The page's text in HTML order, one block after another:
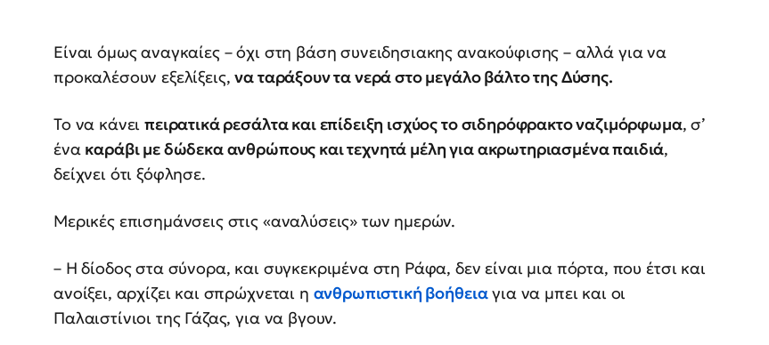
Είναι όμως αναγκαίες – όχι στη βάση συνειδησιακης ανακούφισης – αλλά για να
προκαλέσουν εξελίξεις,να ταράξουν τα νερά στο μεγάλο βάλτο της Δύσης.
Το να κάνειπειρατικά ρεσάλτα και επίδειξη ισχύος το σιδηρόφρακτο ναζιμόρφωμα, σ’
ένα καράβι με δώδεκα ανθρώπους και τεχνητά μέλη για ακρωτηριασμένα παιδιά,
δείχνει ότι ξόφλησε.
Μερικές επισημάνσεις στις «αναλύσεις» των ημερών.
– Η δίοδος στα σύνορα, και συγκεκριμένα στη Ράφα, δεν είναι μια πόρτα, που έτσι και
ανοίξει, αρχίζει και σπρώχνεται η ανθρωπιστική βοήθειαγια να μπει και οι
Παλαιστίνιοι της Γάζας, για να βγουν.